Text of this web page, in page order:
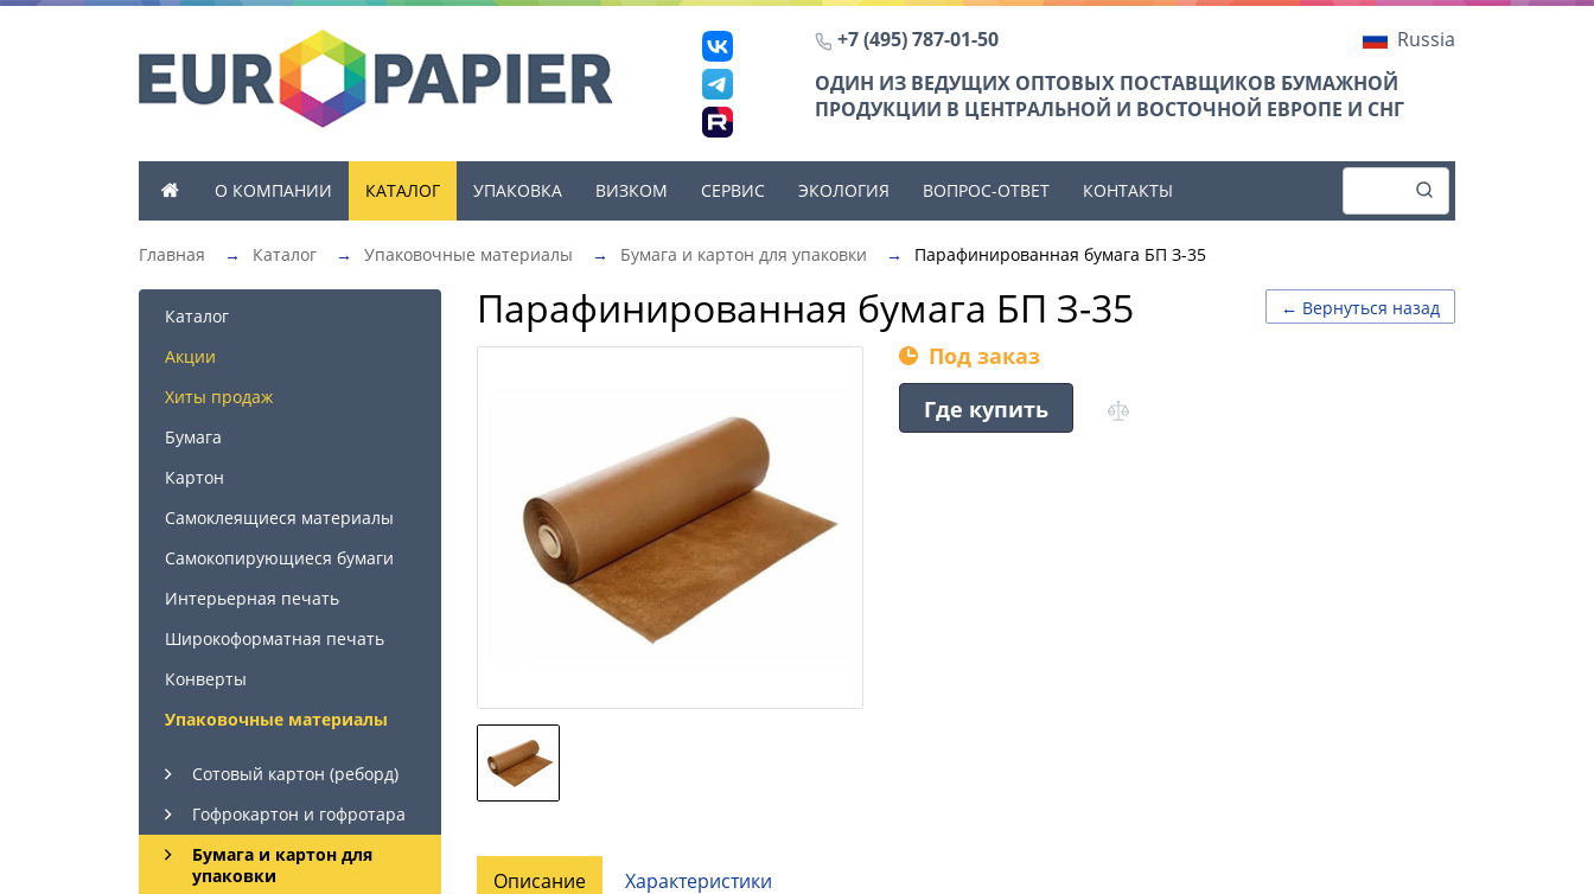
+7 (495) 787-01-50
Russia
ОДИН ИЗ ВЕДУЩИХ ОПТОВЫХ ПОСТАВЩИКОВ БУМАЖНОЙ
ПРОДУКЦИИ В ЦЕНТРАЛЬНОЙ И ВОСТОЧНОЙ ЕВРОПЕ И СНГ
О КОМПАНИИ КАТАЛОГ УПАКОВКА ВИЗКОМ СЕРВИС ЭКОЛОГИЯ ВОПРОС-ОТВЕТ КОНТАКТЫ
Главная → Каталог → Упаковочные материалы → Бумага и картон для упаковки → Парафинированная бумага БП З-35
Каталог
Акции
Хиты продаж
Бумага
Картон
Самоклеящиеся материалы
Самокопирующиеся бумаги
Интерьерная печать
Широкоформатная печать
Конверты
Упаковочные материалы
Сотовый картон (реборд)
Гофрокартон и гофротара
Бумага и картон для
упаковки
← Вернуться назад
Парафинированная бумага БП З-35
Под заказ
Где купить
Описание Характеристики